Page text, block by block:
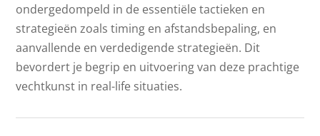
ondergedompeld in de essentiële tactieken en
strategieën zoals timing en afstandsbepaling, en
aanvallende en verdedigende strategieën. Dit
bevordert je begrip en uitvoering van deze prachtige
vechtkunst in real-life situaties.